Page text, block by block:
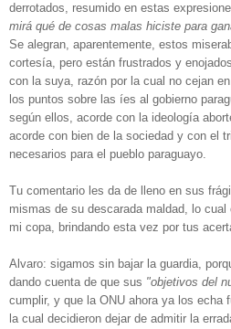
derrotados, resumido en estas
mirá qué de cosas malas hiciste para
Se alegran, aparentemente, estos
cortesía, pero están frustrados y
con la suya, razón por la cual no cejan
los puntos sobre las íes al gobierno
según ellos, acorde con la ideología
acorde con bien de la sociedad y con el
necesarios para el pueblo paraguayo.
Tu comentario les da de lleno en sus
mismas de su descarada maldad, lo
mi copa, brindando esta vez por tus
Alvaro: sigamos sin bajar la guardia,
dando cuenta de que sus "objetivos del
cumplir, y que la ONU ahora ya los echa
la cual decidieron dejar de admitir la